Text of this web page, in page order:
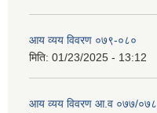
आय व्यय विवरण ०७९-०८०
मिति: 01/23/2025 - 13:12
आय व्यय विवरण आ.व ०७७/०७८